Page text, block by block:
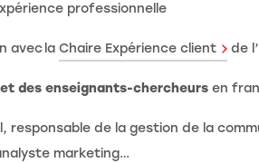
professionnelle
avec la Chaire Expérience client de
des enseignants-chercheurs en
responsable de la gestion de la
marketing…